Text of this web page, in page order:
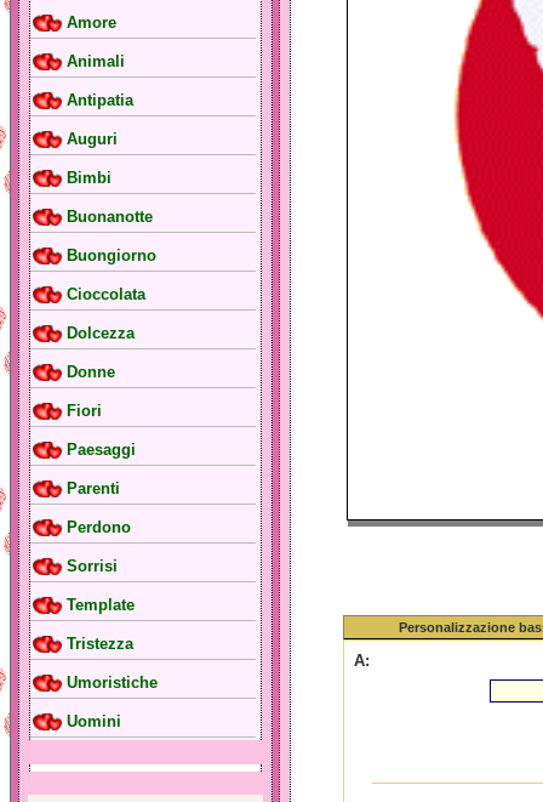
Amore
Animali
Antipatia
Auguri
Bimbi
Buonanotte
Buongiorno
Cioccolata
Dolcezza
Donne
Fiori
Paesaggi
Parenti
Perdono
Sorrisi
Template
Tristezza
Umoristiche
Uomini
Personalizzazione
A: